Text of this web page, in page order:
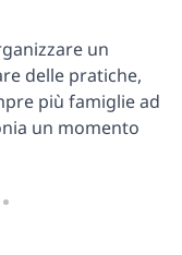
un
delle pratiche,
più famiglie ad
un momento